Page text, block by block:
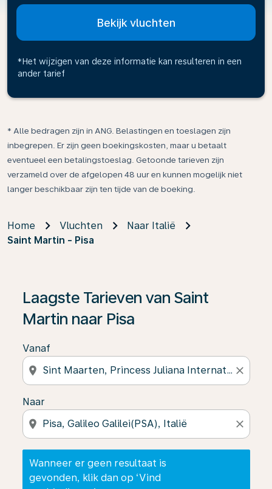
Bekijk vluchten
*Het wijzigen van deze informatie kan resulteren in een
ander tarief
* Alle bedragen zijn in ANG. Belastingen en toeslagen zijn
inbegrepen. Er zijn geen boekingskosten, maar u betaalt
eventueel een betalingstoeslag. Getoonde tarieven zijn
verzameld over de afgelopen 48 uur en kunnen mogelijk niet
langer beschikbaar zijn ten tijde van de boeking.
Home Vluchten
Naar Italië
Saint Martin - Pisa
Laagste Tarieven van Saint
Martin naar Pisa
Vanaf
location_on close
Naar
location_on close
Wanneer er geen resultaat is
gevonden, klik dan op ‘Vind
Wanneer er geen resultaat is gevonden, klik dan op